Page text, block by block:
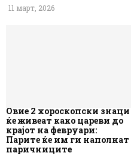
11 март, 2026
Овие 2 хороскопски знаци
ќе живеат како цареви до
крајот на февруари:
Парите ќе им ги наполнат
паричниците